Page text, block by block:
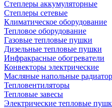
Степлеры аккумуляторные
Степлеры сетевые
Климатическое оборудование
Тепловое оборудование
Газовые тепловые пушки
Дизельные тепловые пушки
Инфракрасные обогреватели
Конвекторы электрические
Масляные напольные
Тепловентиляторы
Тепловые завесы
Электрические тепловые